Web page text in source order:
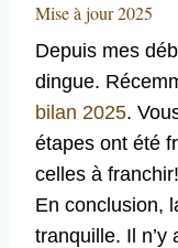
Mise à jour 2025
Depuis mes
dingue.
bilan 2025.
étapes ont été
celles à franchir!
En conclusion,
tranquille. Il n’y